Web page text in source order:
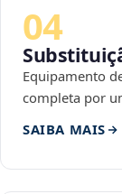
04
Equipamento
completa por
SAIBA MAIS